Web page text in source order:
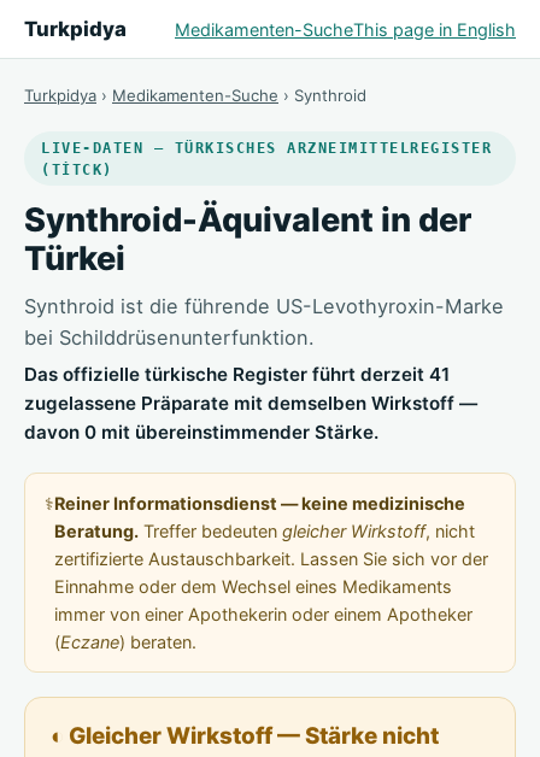
Turkpidya Medikamenten-SucheThis page in English
Turkpidya › Medikamenten-Suche › Synthroid
LIVE-DATEN — TÜRKISCHES ARZNEIMITTELREGISTER
(TİTCK)
Synthroid-Äquivalent in der
Türkei
Synthroid ist die führende US-Levothyroxin-Marke
bei Schilddrüsenunterfunktion.
Das offizielle türkische Register führt derzeit 41
zugelassene Präparate mit demselben Wirkstoff —
davon 0 mit übereinstimmender Stärke.
⚕️Reiner Informationsdienst — keine medizinische
Beratung. Treffer bedeuten gleicher Wirkstoff, nicht
zertifizierte Austauschbarkeit. Lassen Sie sich vor der
Einnahme oder dem Wechsel eines Medikaments
immer von einer Apothekerin oder einem Apotheker
(Eczane) beraten.
◐ Gleicher Wirkstoff — Stärke nicht